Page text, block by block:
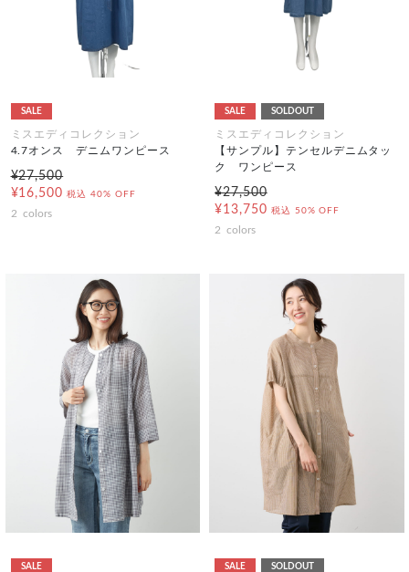
SALE
ミスエディコレクション
4.7オンス デニムワンピース
¥27,500
¥16,500 税込 40% OFF
2 colors
SALE SOLDOUT
ミスエディコレクション
【サンプル】テンセルデニムタッ
ク ワンピース
¥27,500
¥13,750 税込 50% OFF
2 colors
SALE SALE SOLDOUT